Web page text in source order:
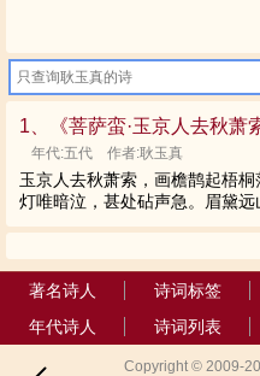
1、《菩萨蛮·玉京人去秋萧
年代:五代 作者:耿玉真
玉京人去秋萧索，画檐鹊起梧
灯唯暗泣，甚处砧声急。眉黛远
著名诗人 诗词标签
年代诗人
诗词列表
Copyright © 2009-